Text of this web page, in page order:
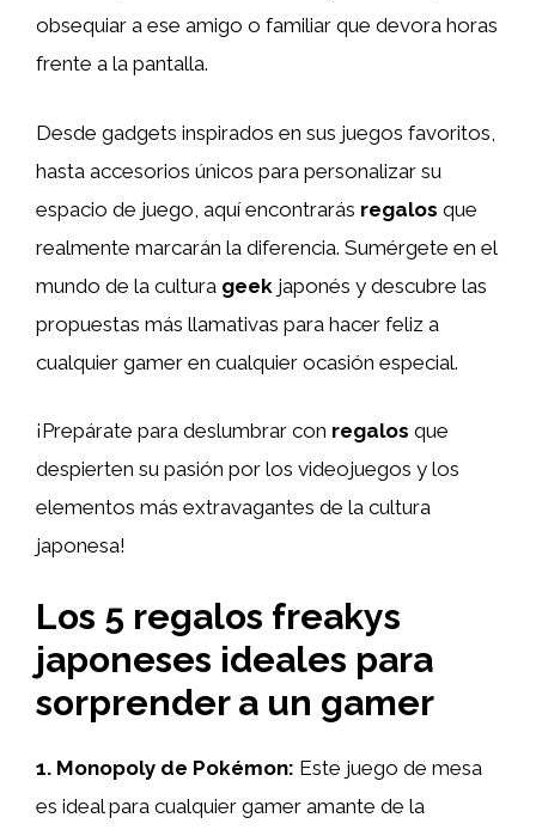
obsequiar a ese amigo o familiar que devora horas
frente a la pantalla.
Desde gadgets inspirados en sus juegos favoritos,
hasta accesorios únicos para personalizar su
espacio de juego, aquí encontrarás regalos que
realmente marcarán la diferencia. Sumérgete en el
mundo de la cultura geek japonés y descubre las
propuestas más llamativas para hacer feliz a
cualquier gamer en cualquier ocasión especial.
¡Prepárate para deslumbrar con regalos que
despierten su pasión por los videojuegos y los
elementos más extravagantes de la cultura
japonesa!
Los 5 regalos freakys
japoneses ideales para
sorprender a un gamer
1. Monopoly de Pokémon: Este juego de mesa
es ideal para cualquier gamer amante de la